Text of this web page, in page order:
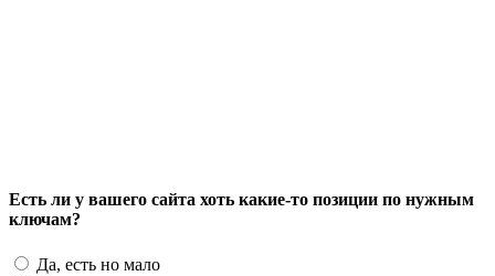
Есть ли у вашего сайта хоть какие-то позиции по нужным
ключам?
Да, есть но мало